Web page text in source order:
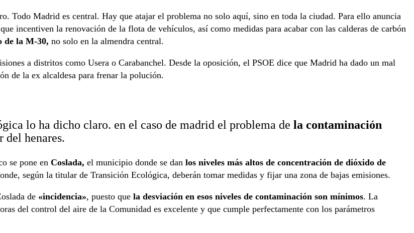
Todo Madrid es central. Hay que atajar el problema no solo aquí, sino en toda la ciudad. Para ello anuncia
incentiven la renovación de la flota de vehículos, así como medidas para acabar con las calderas de carbón
de la M-30, no solo en la almendra central.
a distritos como Usera o Carabanchel. Desde la oposición, el PSOE dice que Madrid ha dado un mal
de la ex alcaldesa para frenar la polución.
lo ha dicho claro. en el caso de madrid el problema de la contaminación
del henares.
se pone en Coslada, el municipio donde se dan los niveles más altos de concentración de dióxido de
según la titular de Transición Ecológica, deberán tomar medidas y fijar una zona de bajas emisiones.
de «incidencia», puesto que la desviación en esos niveles de contaminación son mínimos. La
del control del aire de la Comunidad es excelente y que cumple perfectamente con los parámetros